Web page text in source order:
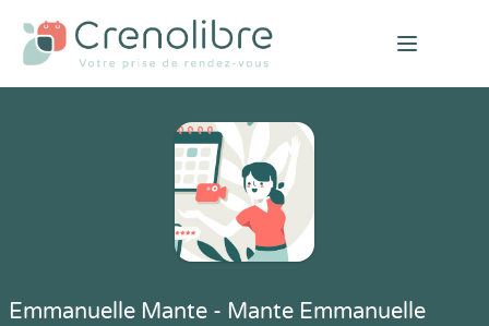
Open
Emmanuelle Mante - Mante Emmanuelle